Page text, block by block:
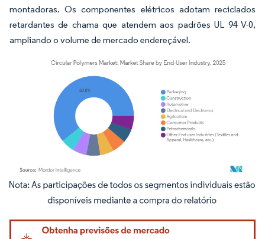
montadoras. Os componentes elétricos adotam reciclados
retardantes de chama que atendem aos padrões UL 94 V-0,
ampliando o volume de mercado endereçável.
Imagem © Mordor Intelligence. O reuso requer atribuição conforme CC BY 4.0.